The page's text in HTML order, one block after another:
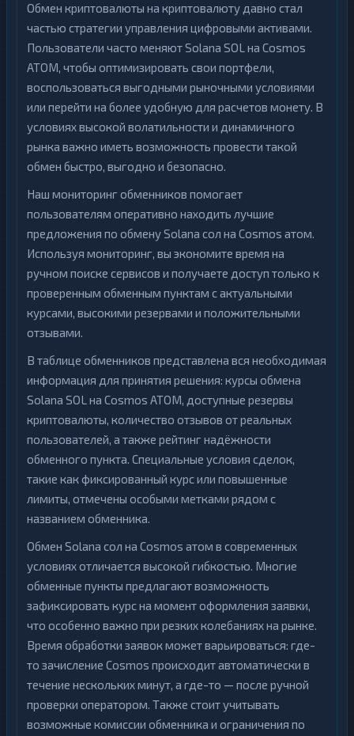
Обмен криптовалюты на криптовалюту давно стал
частью стратегии управления цифровыми активами.
Пользователи часто меняют Solana SOL на Cosmos
ATOM, чтобы оптимизировать свои портфели,
воспользоваться выгодными рыночными условиями
или перейти на более удобную для расчетов монету. В
условиях высокой волатильности и динамичного
рынка важно иметь возможность провести такой
обмен быстро, выгодно и безопасно.
Наш мониторинг обменников помогает
пользователям оперативно находить лучшие
предложения по обмену Solana сол на Cosmos атом.
Используя мониторинг, вы экономите время на
ручном поиске сервисов и получаете доступ только к
проверенным обменным пунктам с актуальными
курсами, высокими резервами и положительными
отзывами.
В таблице обменников представлена вся необходимая
информация для принятия решения: курсы обмена
Solana SOL на Cosmos ATOM, доступные резервы
криптовалюты, количество отзывов от реальных
пользователей, а также рейтинг надёжности
обменного пункта. Специальные условия сделок,
такие как фиксированный курс или повышенные
лимиты, отмечены особыми метками рядом с
названием обменника.
Обмен Solana сол на Cosmos атом в современных
условиях отличается высокой гибкостью. Многие
обменные пункты предлагают возможность
зафиксировать курс на момент оформления заявки,
что особенно важно при резких колебаниях на рынке.
Время обработки заявок может варьироваться: где-
то зачисление Cosmos происходит автоматически в
течение нескольких минут, а где-то — после ручной
проверки оператором. Также стоит учитывать
возможные комиссии обменника и ограничения по